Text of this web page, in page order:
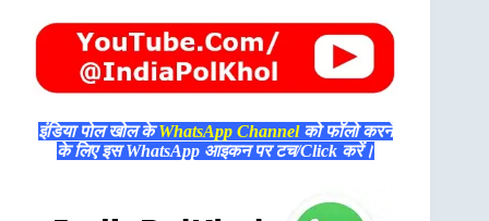
इंडिया पोल खोल केWhatsApp Channelको फॉलो करने
के लिए इस WhatsApp आइकन पर टच/Click करें।